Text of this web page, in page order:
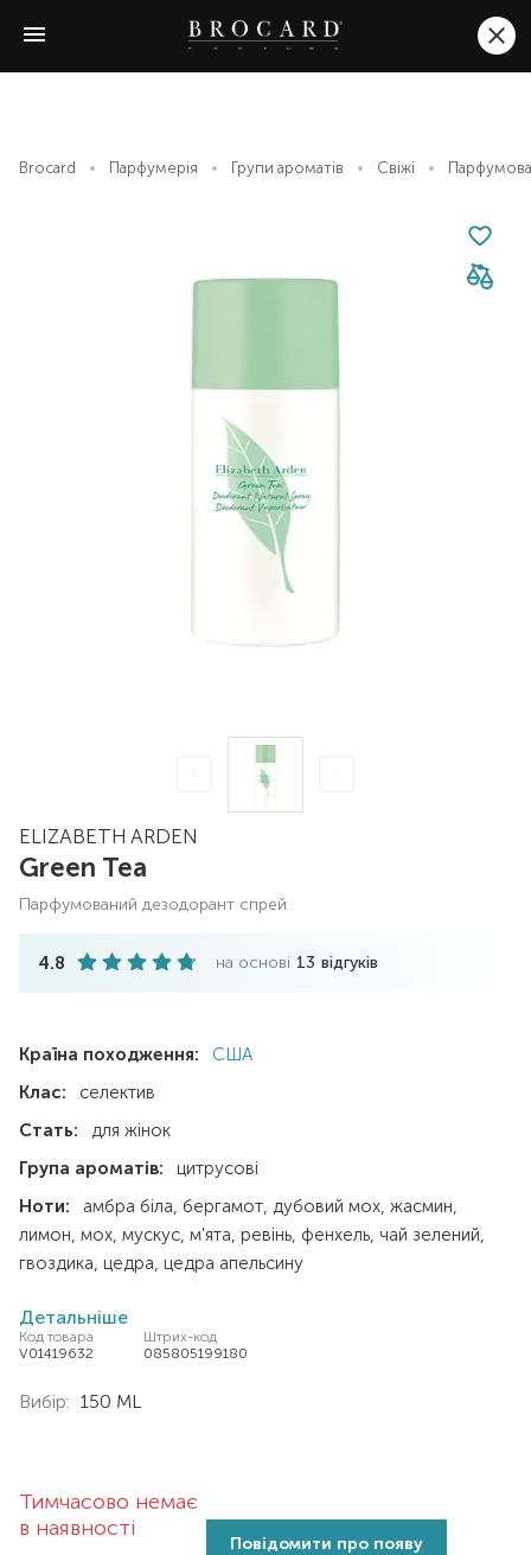
Brocard Парфумерія Групи ароматів Свіжі
ELIZABETH ARDEN
Green Tea
парфумований дезодорант спрей
4.8 на основі 13 відгуків
Країна походження:
США
Клас:
селектив
Стать:
для жінок
Група ароматів:
цитрусові
Ноти:
амбра біла бергамот дубовий мох жасмин
лимон мох мускус м'ята ревінь фенхель чай зелений
гвоздика цедра цедра апельсину
Детальніше
Код товара
V01419632
Штрих-код
085805199180
Вибір: 150 ML
Тимчасово немає
в наявності
Повідомити про появу